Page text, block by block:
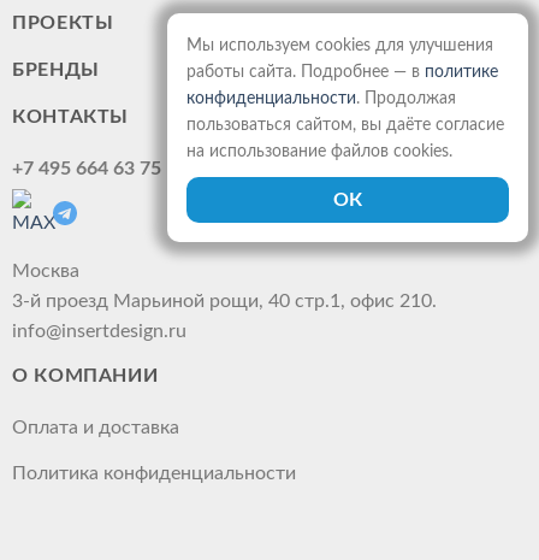
ПРОЕКТЫ
БРЕНДЫ
КОНТАКТЫ
+7 495 664 63 75
Москва
3-й проезд Марьиной рощи, 40 стр.1, офис 210.
info@insertdesign.ru
О КОМПАНИИ
Оплата и доставка
Политика конфиденциальности
Мы используем cookies для улучшения
работы сайта. Подробнее — в политике
конфиденциальности. Продолжая
пользоваться сайтом, вы даёте согласие
на использование файлов cookies.